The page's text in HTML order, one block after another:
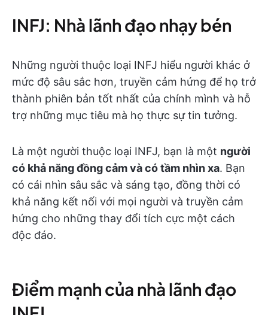
INFJ: Nhà lãnh đạo nhạy bén
Những người thuộc loại INFJ hiểu người khác ở
mức độ sâu sắc hơn, truyền cảm hứng để họ trở
thành phiên bản tốt nhất của chính mình và hỗ
trợ những mục tiêu mà họ thực sự tin tưởng.
Là một người thuộc loại INFJ, bạn là một người
có khả năng đồng cảm và có tầm nhìn xa. Bạn
có cái nhìn sâu sắc và sáng tạo, đồng thời có
khả năng kết nối với mọi người và truyền cảm
hứng cho những thay đổi tích cực một cách
độc đáo.
Điểm mạnh của nhà lãnh đạo